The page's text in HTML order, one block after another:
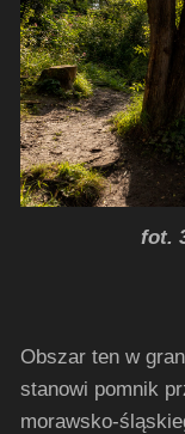
fot.
Obszar ten w
stanowi pomnik
morawsko-